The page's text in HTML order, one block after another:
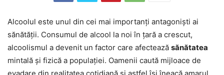
Alcoolul este unul din cei mai importanți antagoniști ai
sănătății. Consumul de alcool la noi în țară a crescut,
alcoolismul a devenit un factor care afectează sănătatea
mintală și fizică a populației. Oamenii caută mijloace de